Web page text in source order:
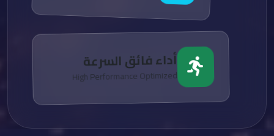
أداء فائق السرعة
High Performance Optimized